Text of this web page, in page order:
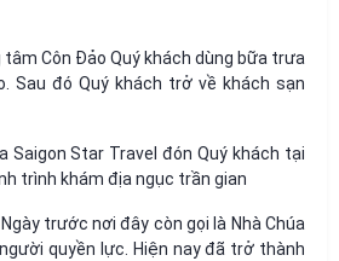
Côn Đảo Quý khách dùng bữa trưa
Sau đó Quý khách trở về khách sạn
Saigon Star Travel đón Quý khách tại
trình khám địa ngục trần gian
Ngày trước nơi đây còn gọi là Nhà Chúa
quyền lực. Hiện nay đã trở thành